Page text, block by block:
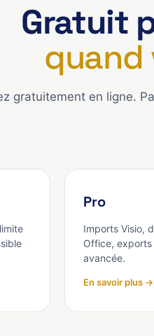
Gratuit
quand
gratuitement en ligne.
Pro
Imports Visio,
Office,
avancée.
En savoir plus →